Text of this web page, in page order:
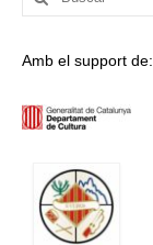
por:
Amb el support de: